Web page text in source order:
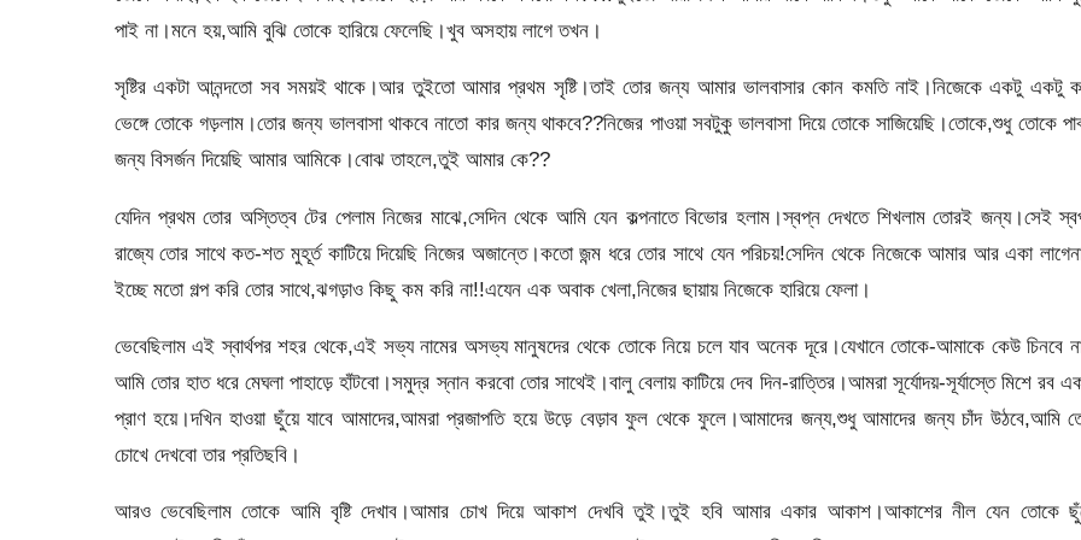
পাই না।মনে হয়,আমি বুঝি তোকে হারিয়ে ফেলেছি।খুব অসহায় লাগে তখন।
সৃষ্টির একটা আনন্দতো সব সময়ই থাকে।আর তুইতো আমার প্রথম সৃষ্টি।তাই তোর জন্য আমার ভালবাসার কোন কমতি নাই।নিজেকে একটু একটু
ভেঙ্গে তোকে গড়লাম।তোর জন্য ভালবাসা থাকবে নাতো কার জন্য থাকবে??নিজের পাওয়া সবটুকু ভালবাসা দিয়ে তোকে সাজিয়েছি।তোকে,শুধু তোকে
জন্য বিসর্জন দিয়েছি আমার আমিকে।বোঝ তাহলে,তুই আমার কে??
যেদিন প্রথম তোর অস্তিত্ব টের পেলাম নিজের মাঝে,সেদিন থেকে আমি যেন কল্পনাতে বিভোর হলাম।স্বপ্ন দেখতে শিখলাম তোরই জন্য।সেই
রাজ্যে তোর সাথে কত-শত মুহূর্ত কাটিয়ে দিয়েছি নিজের অজান্তে।কতো জন্ম ধরে তোর সাথে যেন পরিচয়!সেদিন থেকে নিজেকে আমার আর একা
ইচ্ছে মতো গল্প করি তোর সাথে,ঝগড়াও কিছু কম করি না!!এযেন এক অবাক খেলা,নিজের ছায়ায় নিজেকে হারিয়ে ফেলা।
ভেবেছিলাম এই স্বার্থপর শহর থেকে,এই সভ্য নামের অসভ্য মানুষদের থেকে তোকে নিয়ে চলে যাব অনেক দূরে।যেখানে তোকে-আমাকে কেউ চিনবে
আমি তোর হাত ধরে মেঘলা পাহাড়ে হাঁটবো।সমুদ্র স্নান করবো তোর সাথেই।বালু বেলায় কাটিয়ে দেব দিন-রাত্তির।আমরা সূর্যোদয়-সূর্যাস্তে মিশে রব
প্রাণ হয়ে।দখিন হাওয়া ছুঁয়ে যাবে আমাদের,আমরা প্রজাপতি হয়ে উড়ে বেড়াব ফুল থেকে ফুলে।আমাদের জন্য,শুধু আমাদের জন্য চাঁদ উঠবে,আমি
চোখে দেখবো তার প্রতিছবি।
আরও ভেবেছিলাম তোকে আমি বৃষ্টি দেখাব।আমার চোখ দিয়ে আকাশ দেখবি তুই।তুই হবি আমার একার আকাশ।আকাশের নীল যেন তোকে